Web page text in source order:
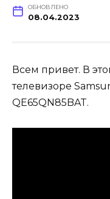
ОБНОВЛЕНО
08.04.2023
Всем привет. В
телевизоре
QE65QN85BAT.